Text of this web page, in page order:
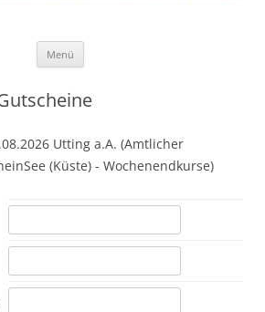
Menü
Utting a.A. (Amtlicher
(Küste) - Wochenendkurse)